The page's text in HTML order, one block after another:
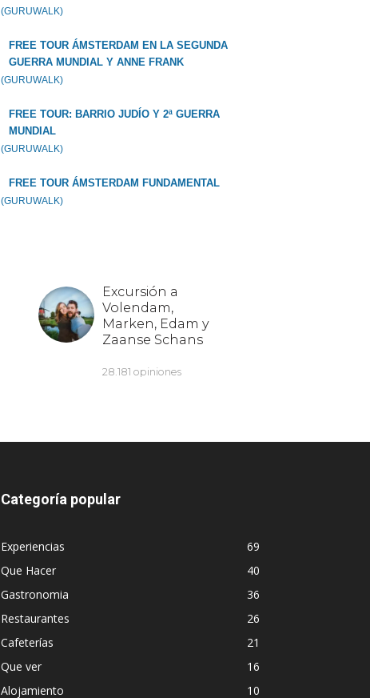
(GURUWALK)
FREE TOUR ÁMSTERDAM EN LA SEGUNDA
GUERRA MUNDIAL Y ANNE FRANK
(GURUWALK)
FREE TOUR: BARRIO JUDÍO Y 2ª GUERRA
MUNDIAL
(GURUWALK)
FREE TOUR ÁMSTERDAM FUNDAMENTAL
(GURUWALK)
Categoría popular
Experiencias
69
Que Hacer
40
Gastronomia
36
Restaurantes
26
Cafeterías
21
Que ver
16
Alojamiento
10